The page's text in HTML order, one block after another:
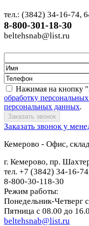
тел.: (3842) 34-16-74,
8-800-301-18-30
beltehsnab@list.ru
Нажимая на кнопку
обработку
персональных данных.
Заказать звонок у
Кемерово - Офис,
г. Кемерово, пр.
тел. +7 (3842) 34-16-
8-800-30-118-30
Режим работы:
Понедельник-Четверг
Пятница с 08.00 до
beltehsnab@list.ru